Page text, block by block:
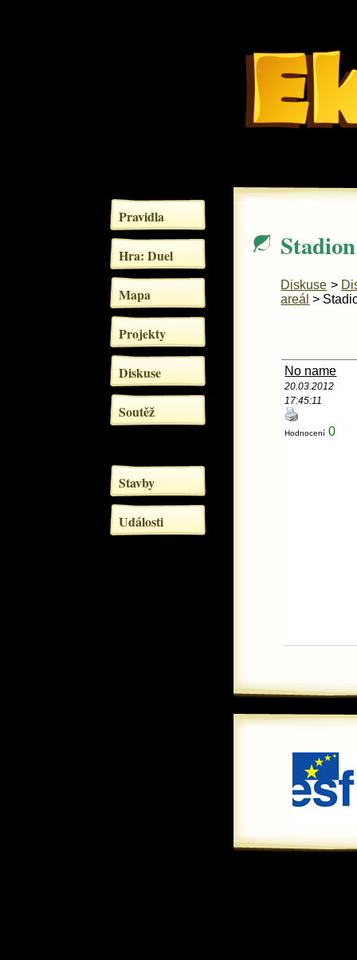
Pravidla
Hra: Duel
Mapa
Projekty
Diskuse
Soutěž
Stavby
Události
Stadion
Diskuse >
areál >
No name
20.03.2012
17:45:11
Hodnocení 0